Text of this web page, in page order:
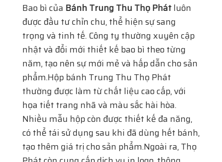
Bao bì của Bánh Trung Thu Thọ Phátluôn
được đầu tư chỉn chu, thể hiện sự sang
trọng và tinh tế. Công ty thường xuyên cập
nhật và đổi mới thiết kế bao bì theo từng
năm, tạo nên sự mới mẻ và hấp dẫn cho sản
phẩm.Hộp bánh Trung Thu Thọ Phát
thường được làm từ chất liệu cao cấp, với
họa tiết trang nhã và màu sắc hài hòa.
Nhiều mẫu hộp còn được thiết kế đa năng,
có thể tái sử dụng sau khi đã dùng hết bánh,
tạo thêm giá trị cho sản phẩm.Ngoài ra, Thọ